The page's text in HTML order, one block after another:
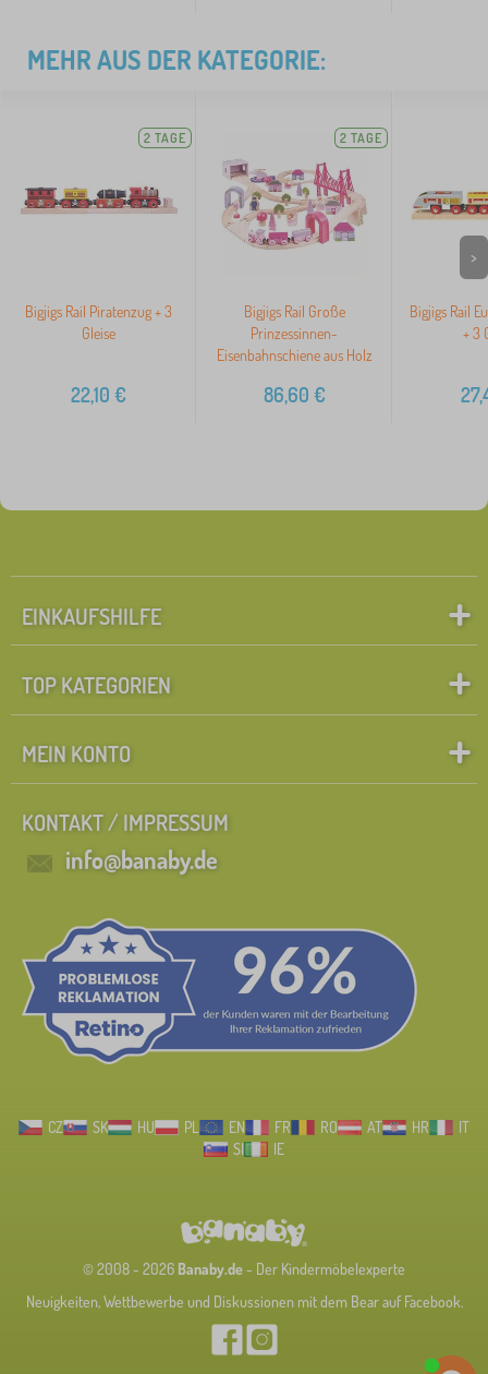
MEHR AUS DER KATEGORIE:
2 TAGE
Bigjigs Rail Piratenzug + 3
Gleise
22,10 €
2 TAGE
Bigjigs Rail Große
Prinzessinnen-
Eisenbahnschiene aus Holz
86,60 €
Bigjigs Rail
+ 3
>
EINKAUFSHILFE
TOP KATEGORIEN
MEIN KONTO
KONTAKT / IMPRESSUM
info@banaby.de
CZ SK HU PL EN FR RO AT HR
IT
SI
IE
© 2008 - 2026 Banaby.de- Der Kindermöbelexperte
Neuigkeiten, Wettbewerbe und Diskussionen mit dem Bear auf Facebook.